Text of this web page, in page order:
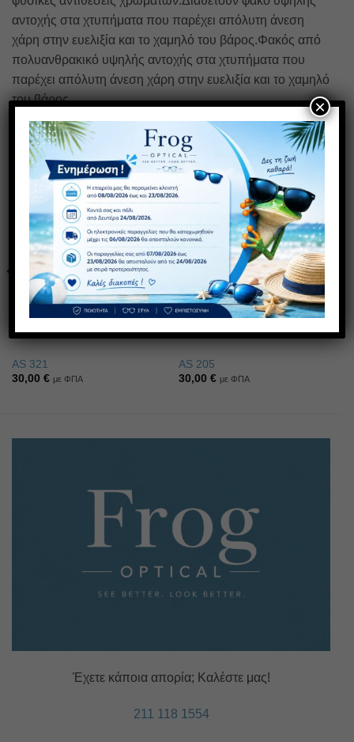
αντοχής στα χτυπήματα που παρέχει απόλυτη άνεση
χάρη στην ευελιξία και το χαμηλό του βάρος.Φακός από
πολυανθρακικό υψηλής αντοχής στα χτυπήματα που
παρέχει απόλυτη άνεση χάρη στην ευελιξία και το χαμηλό
του βάρος.
ΣΧΕΤΙΚΆ ΠΡΟΪΌΝΤΑ
Πρόσθήκη
επιθυμιών
AS 321
30,00 € με ΦΠΑ
ΠΡΟΣΦΟΡΑ
1+1 ΔΩΡΟ
Πρόσθήκη
στην λίστα
επιθυμιών
AS 205
30,00€ με ΦΠΑ
Έχετε κάποια απορία; Καλέστε μας!
211 118 1554
×